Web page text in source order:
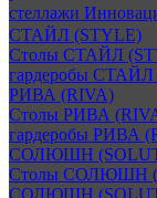
стеллажи
СТАЙЛ (STYLE)
Столы СТАЙЛ
гардеробы СТАЙЛ
РИВА (RIVA)
Столы РИВА
гардеробы РИВА
СОЛЮШН
Столы СОЛЮШН